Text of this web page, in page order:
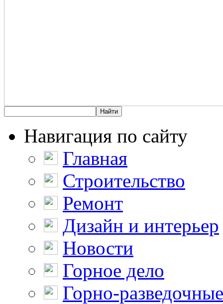
Навигация по сайту
Главная
Строительство
Ремонт
Дизайн и интерьер
Новости
Горное дело
Горно-